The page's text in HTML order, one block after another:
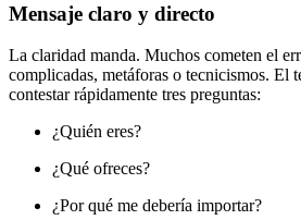
Mensaje claro y directo
La claridad manda. Muchos cometen el
complicadas, metáforas o tecnicismos. El
contestar rápidamente tres preguntas:
¿Quién eres?
¿Qué ofreces?
¿Por qué me debería importar?